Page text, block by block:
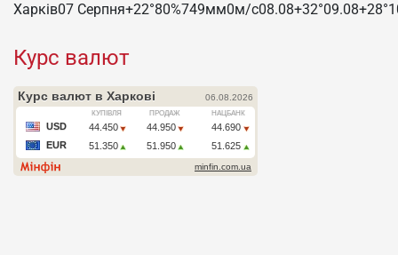
Харків07 Серпня+22°80%749мм0м/c08.08+32°09.08+28°
Курс валют